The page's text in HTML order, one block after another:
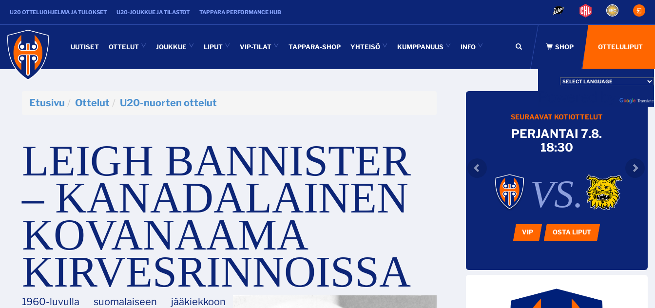
U20 OTTELUOHJELMA JA TULOKSET U20-JOUKKUE JA TILASTOT TAPPARA PERFORMANCE HUB
OTTELULIPUT
Translate
UUTISET OTTELUT JOUKKUE LIPUT VIP-TILAT TAPPARA-SHOP YHTEISÖ KUMPPANUUS INFO
Etusivu Ottelut U20-nuorten ottelut
LEIGH BANNISTER
– KANADALAINEN
KOVANAAMA
KIRVESRINNOISSA
1960-luvulla suomalaiseen jääkiekkoon
SEURAAVAT KOTIOTTELUT
PERJANTAI 7.8.
18:30
VS.
VIP OSTA LIPUT